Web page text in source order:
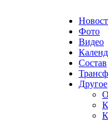
Фото
Видео
Состав
Другое